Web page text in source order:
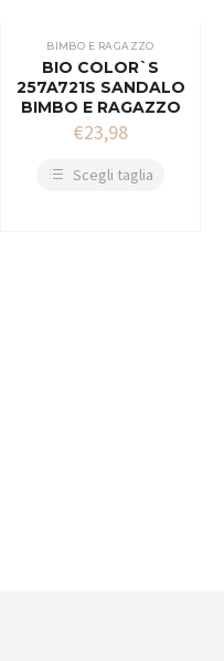
BIMBO E RAGAZZO
BIO COLOR`S
257A721S SANDALO
BIMBO E RAGAZZO
€23,98
Scegli taglia